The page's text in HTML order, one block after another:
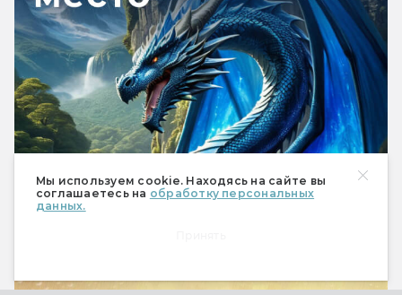
Мы используем cookie. Находясь на сайте вы
соглашаетесь на обработку персональных
данных.